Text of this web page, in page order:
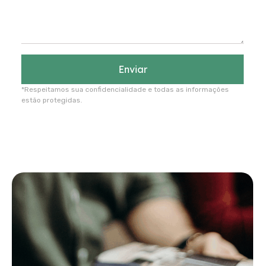
Enviar
*Respeitamos sua confidencialidade e todas as informações
estão protegidas.